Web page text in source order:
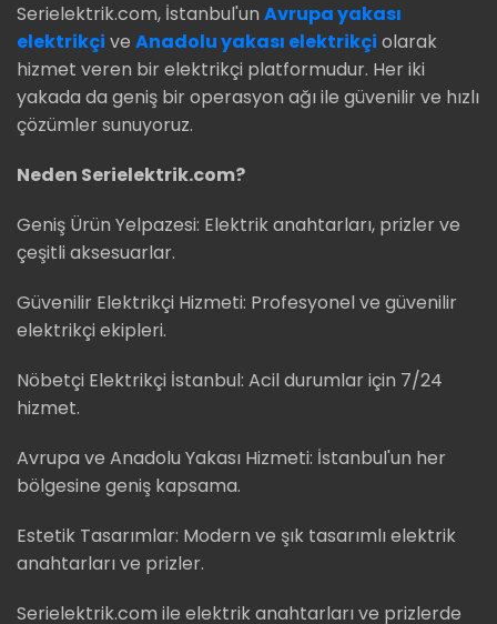
Serielektrik.com, İstanbul'un Avrupa yakası
elektrikçi ve Anadolu yakası elektrikçi olarak
hizmet veren bir elektrikçi platformudur. Her iki
yakada da geniş bir operasyon ağı ile güvenilir ve hızlı
çözümler sunuyoruz.
Neden Serielektrik.com?
Geniş Ürün Yelpazesi: Elektrik anahtarları, prizler ve
çeşitli aksesuarlar.
Güvenilir Elektrikçi Hizmeti: Profesyonel ve güvenilir
elektrikçi ekipleri.
Nöbetçi Elektrikçi İstanbul: Acil durumlar için 7/24
hizmet.
Avrupa ve Anadolu Yakası Hizmeti: İstanbul'un her
bölgesine geniş kapsama.
Estetik Tasarımlar: Modern ve şık tasarımlı elektrik
anahtarları ve prizler.
Serielektrik.com ile elektrik anahtarları ve prizlerde